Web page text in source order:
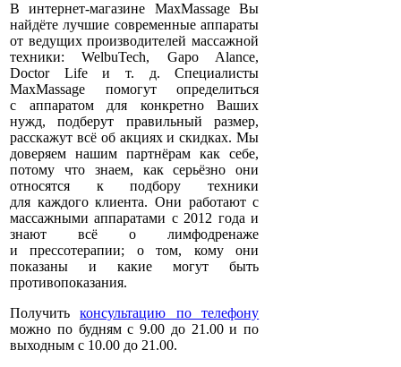
В интернет-магазине MaxMassage Вы
найдёте лучшие современные аппараты
от ведущих производителей массажной
техники: WelbuTech, Gapo Alance,
Doctor Life и т. д. Специалисты
MaxMassage помогут определиться
с аппаратом для конкретно Ваших
нужд, подберут правильный размер,
расскажут всё об акциях и скидках. Мы
доверяем нашим партнёрам как себе,
потому что знаем, как серьёзно они
относятся к подбору техники
для каждого клиента. Они работают с
массажными аппаратами с 2012 года и
знают всё о лимфодренаже
и прессотерапии; о том, кому они
показаны и какие могут быть
противопоказания.
Получитьконсультацию по телефону
можно по будням с 9.00 до 21.00 и по
выходным с 10.00 до 21.00.